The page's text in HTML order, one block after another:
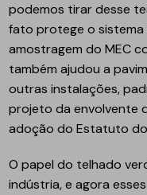
podemos tirar desse
fato protege o sistema
amostragem do MEC
também ajudou a
outras instalações,
projeto da envolvente
adoção do Estatuto
O papel do telhado
indústria, e agora